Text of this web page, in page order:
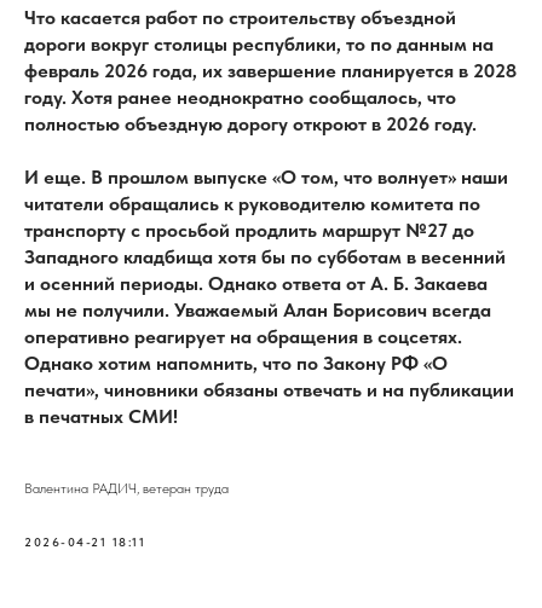
Что касается работ по строительству объездной
дороги вокруг столицы республики, то по данным на
февраль 2026 года, их завершение планируется в 2028
году. Хотя ранее неоднократно сообщалось, что
полностью объездную дорогу откроют в 2026 году.
И еще. В прошлом выпуске «О том, что волнует» наши
читатели обращались к руководителю комитета по
транспорту с просьбой продлить маршрут №27 до
Западного кладбища хотя бы по субботам в весенний
и осенний периоды. Однако ответа от А. Б. Закаева
мы не получили. Уважаемый Алан Борисович всегда
оперативно реагирует на обращения в соцсетях.
Однако хотим напомнить, что по Закону РФ «О
печати», чиновники обязаны отвечать и на публикации
в печатных СМИ!
Валентина РАДИЧ, ветеран труда
2026-04-21 18:11